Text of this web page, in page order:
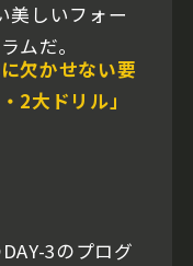
美しいフォー
ムだ。
欠かせない要
2大ドリル」
3のプログ